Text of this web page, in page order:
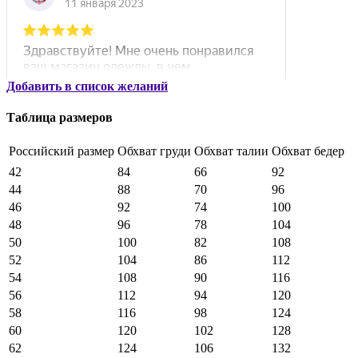
Добавить в список желаний
Таблица размеров
Российский размер Обхват груди Обхват талии Обхват бедер
42
84 66
92
44
88 70
96
46
92 74
100
48
96 78
104
50
100 82
108
52
104 86
112
54
108 90
116
56
112 94
120
58
116 98
124
60
120 102
128
62
124 106
132